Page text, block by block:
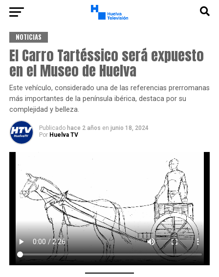
NOTICIAS
El Carro Tartéssico será expuesto
en el Museo de Huelva
Este vehículo, considerado una de las referencias prerromanas
más importantes de la península ibérica, destaca por su
complejidad y belleza.
Publicado hace 2 años en junio 18, 2024
Por Huelva TV